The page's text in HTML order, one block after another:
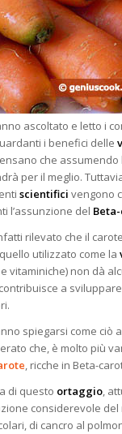
ascoltato e letto i
i benefici delle
che assumendo
per il meglio.
scientifici vengono
l’assunzione del
rilevato che il
utilizzato come la
vitaminiche) non dà
a
spiegarsi come ciò
che, è molto più
, ricche in Beta-
di questo ortaggio,
considerevole del
di cancro al